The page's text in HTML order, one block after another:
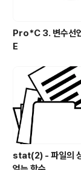
Pro*C 3. 변수선
E
stat(2) - 파일의